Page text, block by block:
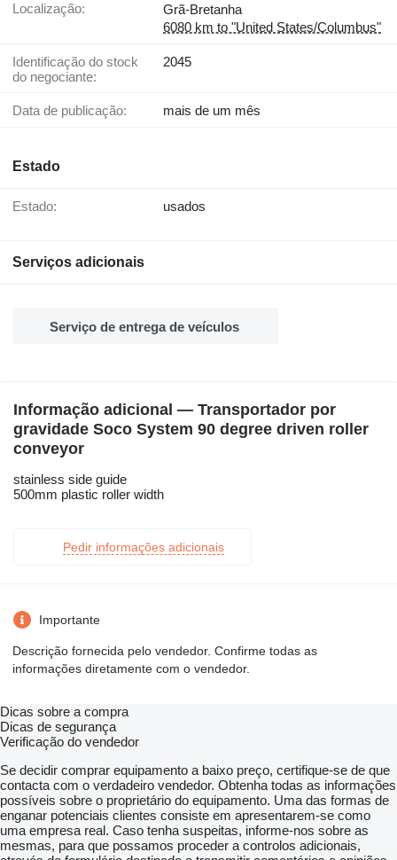
Localização:
Grã-Bretanha
6080 km to "United States/Columbus"
Identificação do stock
do negociante:
2045
Data de publicação: mais de um mês
Estado
Estado: usados
Serviços adicionais
Serviço de entrega de veículos
Informação adicional — Transportador por
gravidade Soco System 90 degree driven roller
conveyor
stainless side guide
500mm plastic roller width
Pedir informações adicionais
Importante
Descrição fornecida pelo vendedor. Confirme todas as
informações diretamente com o vendedor.
Dicas sobre a compra
Dicas de segurança
Verificação do vendedor
Se decidir comprar equipamento a baixo preço, certifique-se de que
contacta com o verdadeiro vendedor. Obtenha todas as informações
possíveis sobre o proprietário do equipamento. Uma das formas de
enganar potenciais clientes consiste em apresentarem-se como
uma empresa real. Caso tenha suspeitas, informe-nos sobre as
mesmas, para que possamos proceder a controlos adicionais,